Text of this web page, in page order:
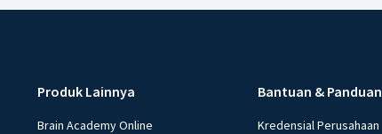
Produk Lainnya
Brain Academy Online
Bantuan & Panduan
Kredensial Perusahaan